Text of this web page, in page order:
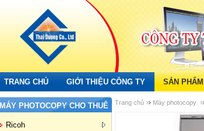
TRANG CHỦ GIỚI THIỆU CÔNG TY SẢN PHẨM
MÁY PHOTOCOPY CHO THUÊ
Ricoh
Trang chủ Máy photocopy